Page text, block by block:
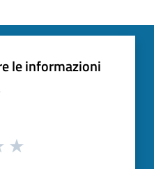
le informazioni